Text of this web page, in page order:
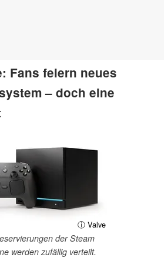
Fans feiern neues
– doch eine
ⓘ Valve
der Steam
werden zufällig verteilt.